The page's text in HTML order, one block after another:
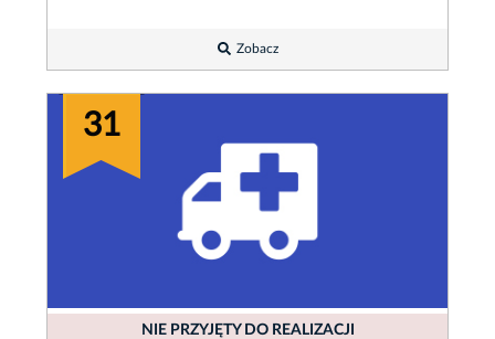
Zobacz
31
NIE PRZYJĘTY DO REALIZACJI